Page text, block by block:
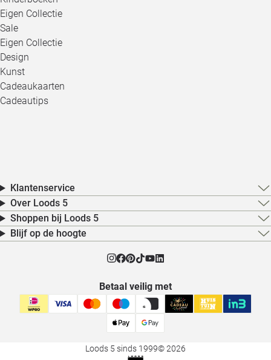
Eigen Collectie
Sale
Eigen Collectie
Design
Kunst
Cadeaukaarten
Cadeautips
Klantenservice
Over Loods 5
Shoppen bij Loods 5
Blijf op de hoogte
Betaal veilig met
Loods 5 sinds 1999© 2026